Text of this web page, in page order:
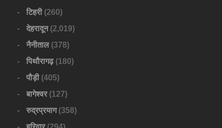
टिहरी(260)
देहरादून(2,019)
नैनीताल(378)
पिथौरागढ़(180)
पौड़ी(405)
बागेश्वर(127)
रुद्रप्रयाग(358)